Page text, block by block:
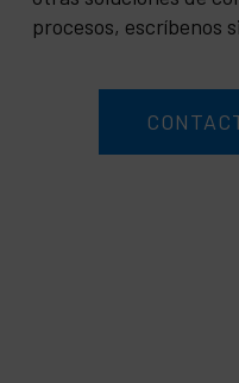
procesos, escríbenos